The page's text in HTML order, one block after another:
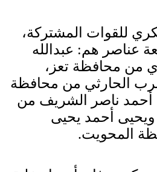
للقوات المشتركة،
عناصر هم: عبدالله
من محافظة تعز،
الحارثي من محافظة
أحمد ناصر الشريف من
أحمد يحيى
المحويت.